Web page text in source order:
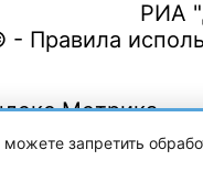
РИА
- Правила
запретить